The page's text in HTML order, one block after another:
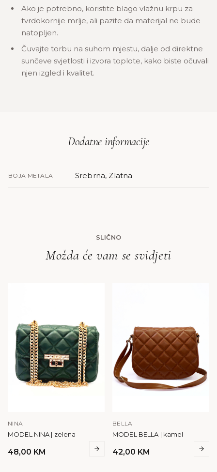
Ako je potrebno, koristite blago vlažnu krpu za
tvrdokornije mrlje, ali pazite da materijal ne bude
natopljen.
Čuvajte torbu na suhom mjestu, dalje od direktne
sunčeve svjetlosti i izvora toplote, kako biste očuvali
njen izgled i kvalitet.
Dodatne informacije
BOJA METALA Srebrna, Zlatna
SLIČNO
Možda će vam se svidjeti
NINA
MODEL NINA | zelena
48,00 KM
BELLA
MODEL BELLA | kamel
42,00 KM